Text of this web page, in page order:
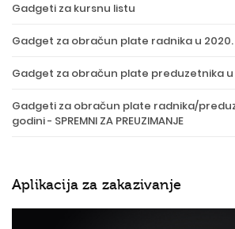
Gadgeti za kursnu listu
Gadget za obračun plate radnika u
Gadget za obračun plate preduzetnika u
Gadgeti za obračun plate radnika/
godini - SPREMNI ZA PREUZIMANJE
Aplikacija za zakazivanje